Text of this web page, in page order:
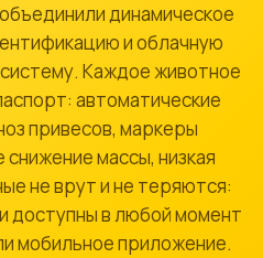
динамическое
и облачную
Каждое животное
автоматические
привесов, маркеры
массы, низкая
не врут и не теряются:
доступны в любой момент
мобильное приложение.